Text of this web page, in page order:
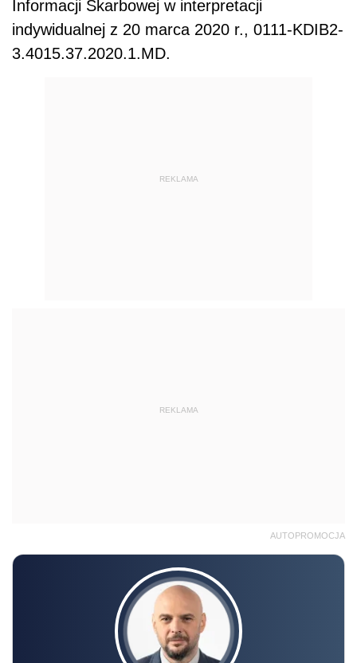
Informacji Skarbowej w interpretacji
indywidualnej z 20 marca 2020 r., 0111-KDIB2-
3.4015.37.2020.1.MD.
REKLAMA
REKLAMA
AUTOPROMOCJA